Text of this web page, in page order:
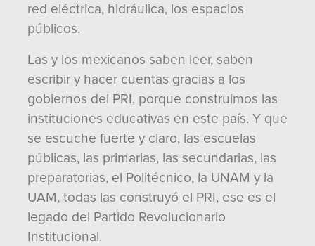
red eléctrica, hidráulica, los espacios
públicos.
Las y los mexicanos saben leer, saben
escribir y hacer cuentas gracias a los
gobiernos del PRI, porque construimos las
instituciones educativas en este país. Y que
se escuche fuerte y claro, las escuelas
públicas, las primarias, las secundarias, las
preparatorias, el Politécnico, la UNAM y la
UAM, todas las construyó el PRI, ese es el
legado del Partido Revolucionario
Institucional.